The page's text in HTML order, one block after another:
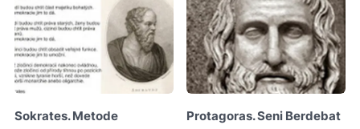
Sokrates. Metode Protagoras. Seni Berdebat